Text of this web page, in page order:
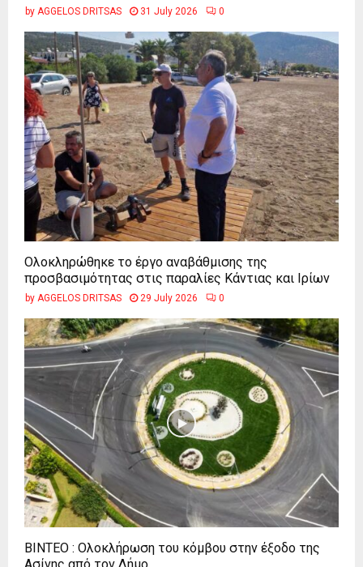
by AGGELOS DRITSAS 31 July 2026 0
Ολοκληρώθηκε το έργο αναβάθμισης της
προσβασιμότητας στις παραλίες Κάντιας και Ιρίων
by AGGELOS DRITSAS 29 July 2026 0
ΒΙΝΤΕΟ : Ολοκλήρωση του κόμβου στην έξοδο της